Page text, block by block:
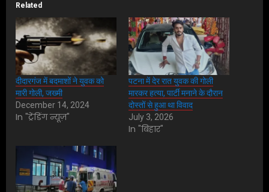
Related
दीदारगंज में बदमाशों ने युवक को
मारी गोली, जख्मी
December 14, 2024
In "ट्रेंडिंग न्यूज़"
पटना में देर रात युवक की गोली
मारकर हत्या, पार्टी मनाने के दौरान
दोस्तों से हुआ था विवाद
July 3, 2026
In "बिहार"